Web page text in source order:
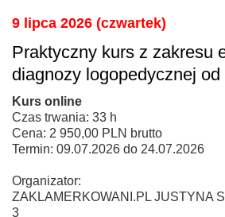
9 lipca 2026 (czwartek)
Praktyczny kurs z zakresu
diagnozy logopedycznej
Kurs online
Czas trwania: 33 h
Cena: 2 950,00 PLN brutto
Termin: 09.07.2026 do 24.07.2026
Organizator:
ZAKLAMERKOWANI.PL JUSTYNA
3